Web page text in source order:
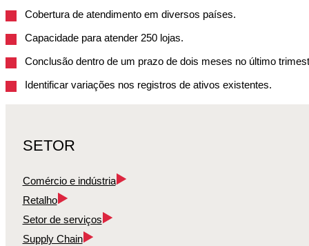
Cobertura de atendimento em diversos países.
Capacidade para atender 250 lojas.
Conclusão dentro de um prazo de dois meses no último
Identificar variações nos registros de ativos existentes.
SETOR
Comércio e indústria
Retalho
Setor de serviços
Supply Chain